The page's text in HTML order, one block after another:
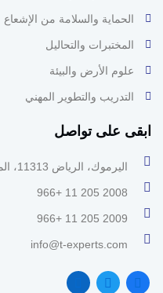
الحماية والسلامة من الإشعاع
المختبرات والتحاليل
علوم الأرض والبيئة
التدريب والتطوير المهني
ابقى على تواصل
اليرموك، الرياض 11313، المملكة العربية السعودية
2008 205 11 +966
2009 205 11 +966
info@t-experts.com